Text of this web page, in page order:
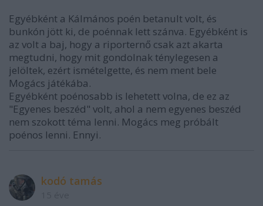
Egyébként a Kálmános poén betanult volt, és
bunkón jött ki, de poénnak lett szánva. Egyébként is
az volt a baj, hogy a riporternő csak azt akarta
megtudni, hogy mit gondolnak ténylegesen a
jelöltek, ezért ismételgette, és nem ment bele
Mogács játékába.
Egyébként poénosabb is lehetett volna, de ez az
"Egyenes beszéd" volt, ahol a nem egyenes beszéd
nem szokott téma lenni. Mogács meg próbált
poénos lenni. Ennyi.
kodó tamás